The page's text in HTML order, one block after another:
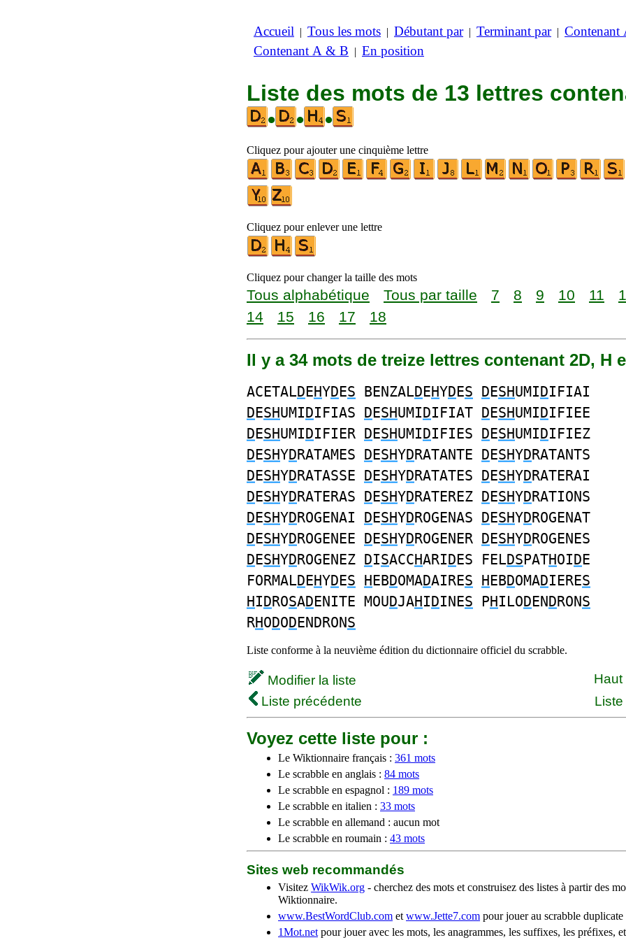
Accueil | Tous les mots | Débutant par| Terminant par| Contenant
Contenant A & B | En position
Liste des mots de 13 lettres
•
• •
Cliquez pour ajouter une cinquième lettre
Cliquez pour enlever une lettre
Cliquez pour changer la taille des mots
Tous alphabétique Tous par taille 7 8 9 10 11
14
15 16 17 18
Il y a 34 mots de treize lettres contenant 2D, H
ACETALDEHYDES BENZALDEHYDES DESHUMIDIFIAI
DESHUMIDIFIAS DESHUMIDIFIAT DESHUMIDIFIEE
DESHUMIDIFIER DESHUMIDIFIES DESHUMIDIFIEZ
DESHYDRATAMES DESHYDRATANTE DESHYDRATANTS
DESHYDRATASSE DESHYDRATATES DESHYDRATERAI
DESHYDRATERAS DESHYDRATEREZ DESHYDRATIONS
DESHYDROGENAI DESHYDROGENAS DESHYDROGENAT
DESHYDROGENEE DESHYDROGENER DESHYDROGENES
DESHYDROGENEZ DISACCHARIDES FELDSPATHOIDE
FORMALDEHYDES HEBDOMADAIRES HEBDOMADIERES
HIDROSADENITE MOUDJAHIDINES PHILODENDRONS
RHODODENDRONS
Liste conforme à la neuvième édition du dictionnaire officiel du scrabble.
Modifier la liste
Liste précédente
Voyez cette liste pour :
Le Wiktionnaire français : 361 mots
Le scrabble en anglais : 84 mots
Le scrabble en espagnol : 189 mots
Le scrabble en italien : 33 mots
Le scrabble en allemand : aucun mot
Le scrabble en roumain : 43 mots
Sites web recommandés
Visitez WikWik.org - cherchez des mots et construisez des listes à partir des
Wiktionnaire.
www.BestWordClub.com et www.Jette7.com pour jouer au scrabble
1Mot.net pour jouer avec les mots, les anagrammes, les suffixes, les préfixes,